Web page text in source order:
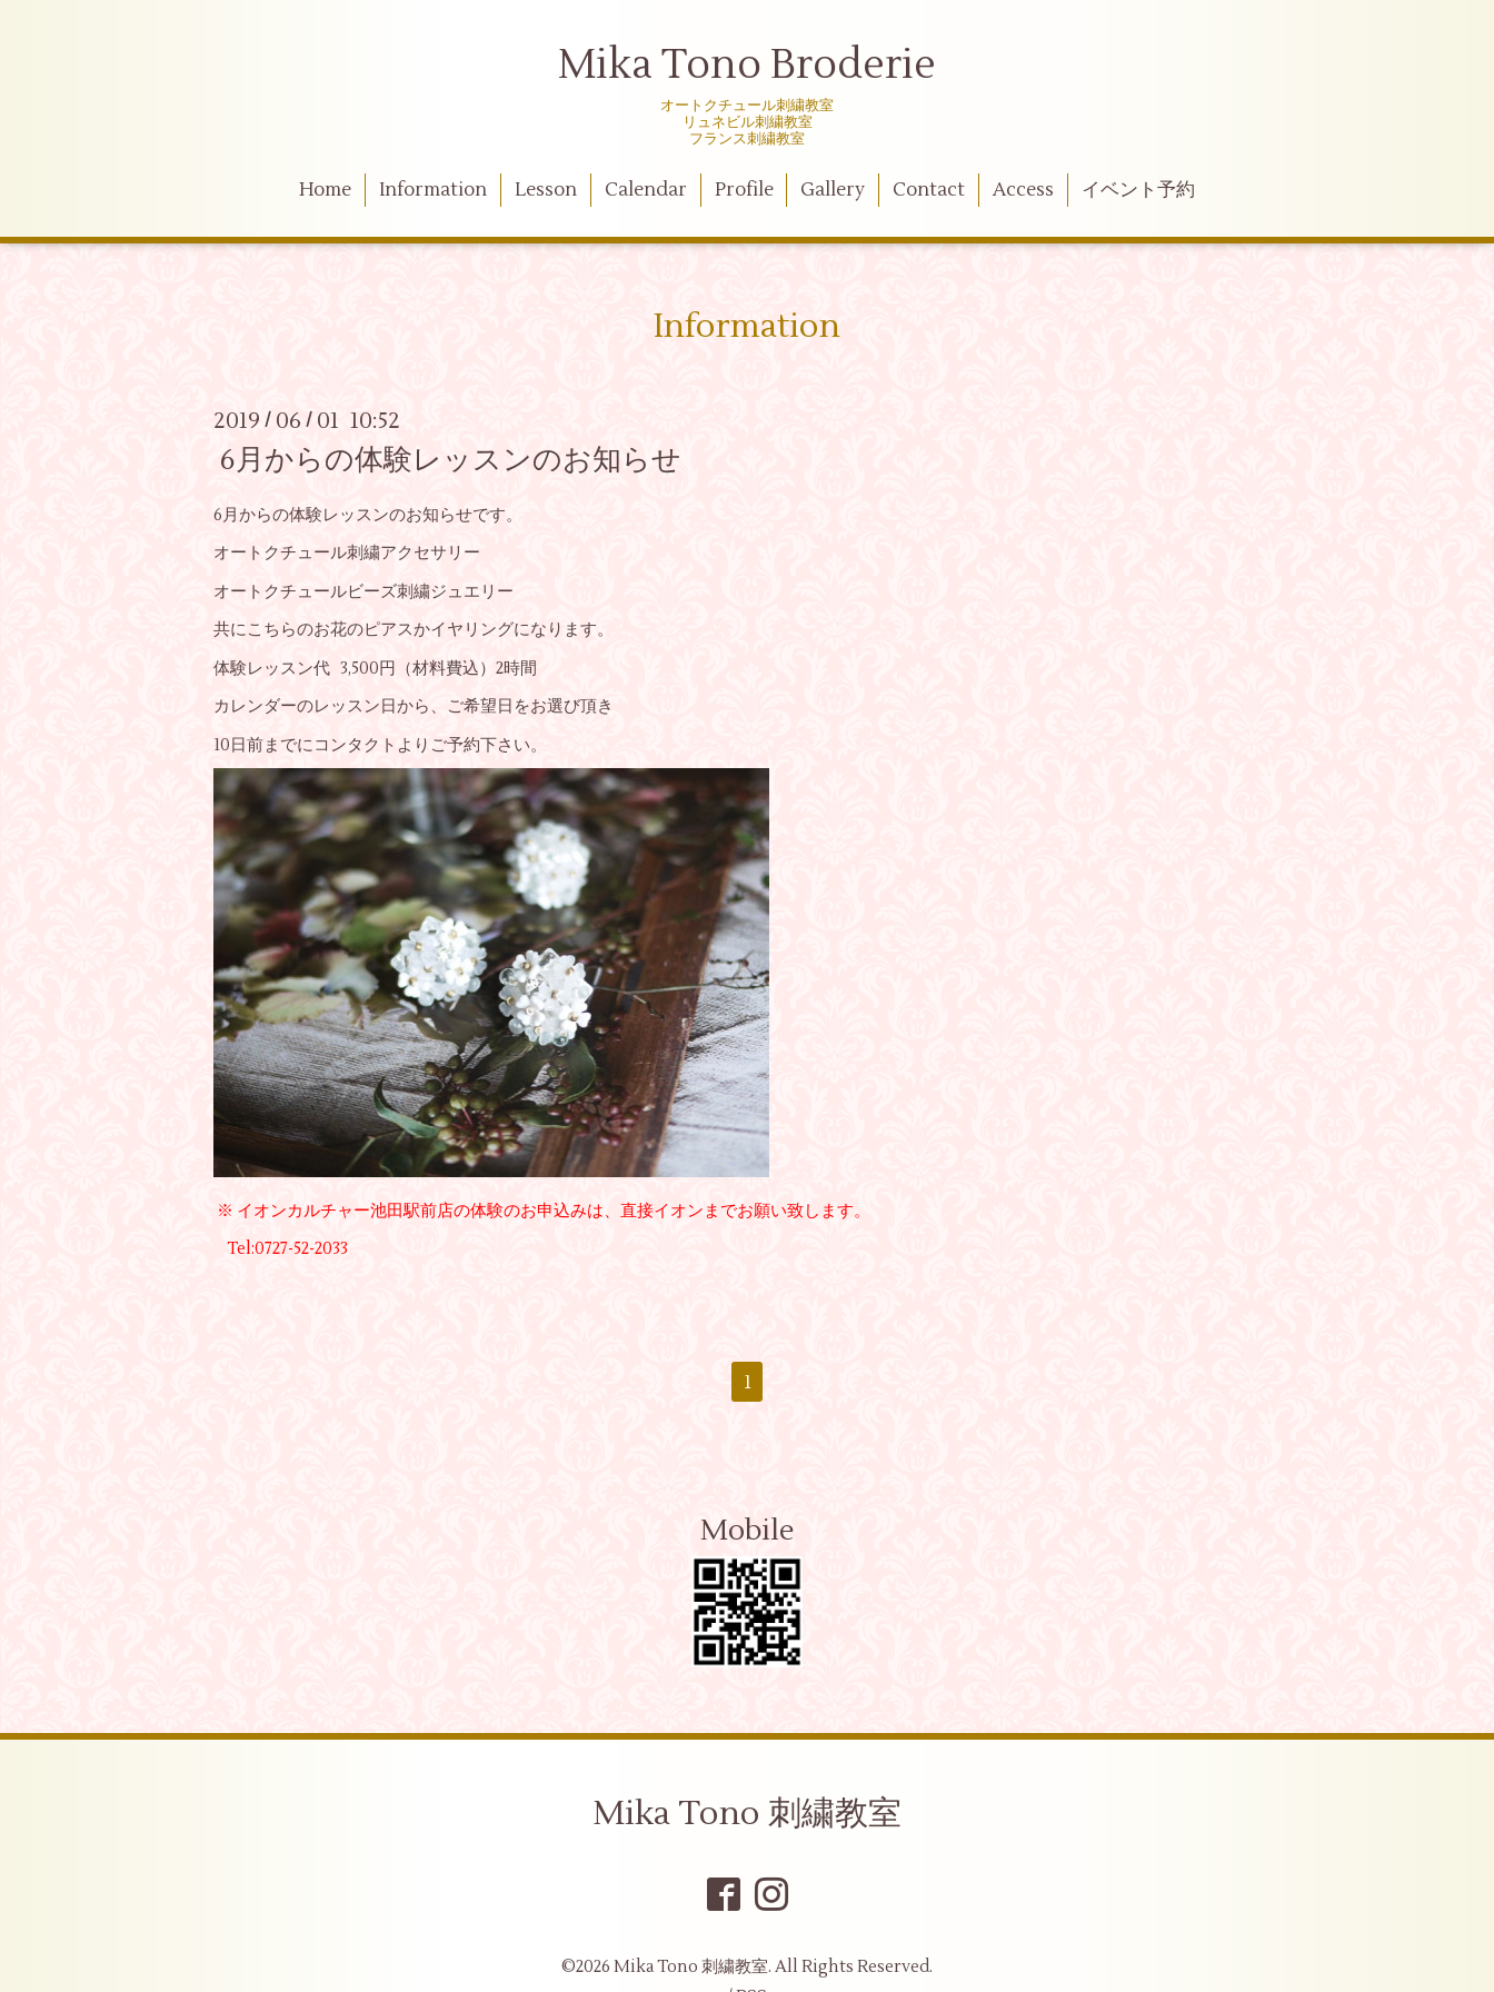
Mika Tono Broderie
オートクチュール刺繍教室
リュネビル刺繍教室
フランス刺繍教室
Home Information Lesson Calendar Profile Gallery Contact Access イベント予約
Information
2019 / 06 / 01 10:52
6月からの体験レッスンのお知らせ
6月からの体験レッスンのお知らせです。
オートクチュール刺繍アクセサリー
オートクチュールビーズ刺繍ジュエリー
共にこちらのお花のピアスかイヤリングになります。
体験レッスン代 3,500円（材料費込）2時間
カレンダーのレッスン日から、ご希望日をお選び頂き
10日前までにコンタクトよりご予約下さい。
※ イオンカルチャー池田駅前店の体験のお申込みは、直接イオンまでお願い致します。
Tel:0727-52-2033
1
Mobile
Mika Tono 刺繍教室
©2026 Mika Tono 刺繍教室. All Rights Reserved.